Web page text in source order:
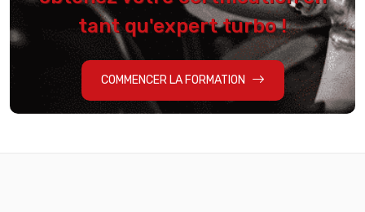
tant qu'expert turbo !
COMMENCER LA FORMATION